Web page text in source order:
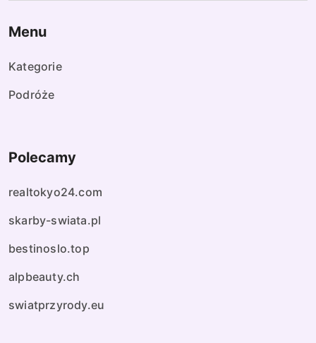
Menu
Kategorie
Podróże
Polecamy
realtokyo24.com
skarby-swiata.pl
bestinoslo.top
alpbeauty.ch
swiatprzyrody.eu